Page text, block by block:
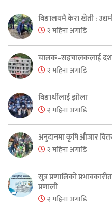
विद्यालयमै केरा खेती :
२ महिना अगाडि
चालक–सहचालकलाई दश
२ महिना अगाडि
विद्यार्थीलाई झोला
२ महिना अगाडि
अनुदानमा कृषि औजार
२ महिना अगाडि
सुत्र प्रणालिको
प्रणाली
२ महिना अगाडि